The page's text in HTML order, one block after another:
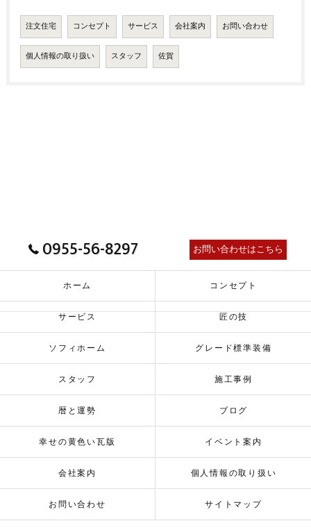
注文住宅 コンセプト サービス 会社案内 お問い合わせ
個人情報の取り扱い スタッフ 佐賀
0955-56-8297 お問い合わせはこちら
ホーム コンセプト
サービス 匠の技
ソフィホーム グレード標準装備
スタッフ 施工事例
暦と運勢 ブログ
幸せの黄色い瓦版 イベント案内
会社案内 個人情報の取り扱い
お問い合わせ サイトマップ